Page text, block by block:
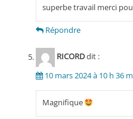
superbe travail merci
Répondre
RICORDdit :
10 mars 2024 à 10 h 36
Magnifique